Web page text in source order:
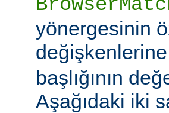
yönergesinin
değişkenlerine
başlığının
Aşağıdaki iki